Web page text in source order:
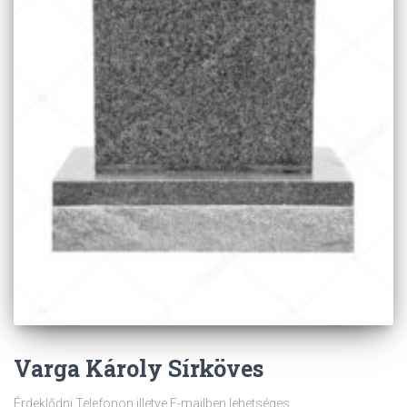
Varga Károly Sírköves
Érdeklődni Telefonon illetve E-mailben lehetséges.